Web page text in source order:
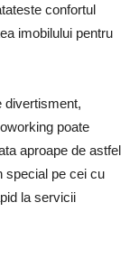
confortul
imobilului pentru
divertisment,
poate
aproape de astfel
special pe cei cu
la servicii